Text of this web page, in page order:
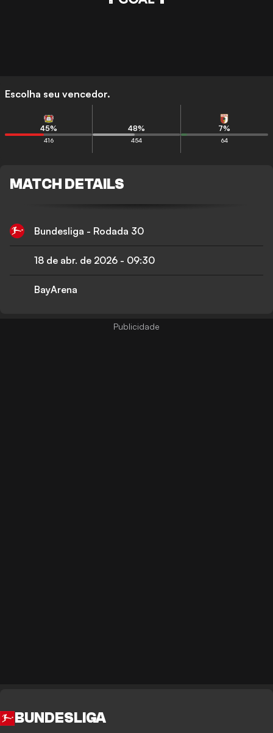
Escolha seu vencedor.
45%
416
48%
454
7%
64
MATCH DETAILS
Bundesliga - Rodada 30
18 de abr. de 2026 - 09:30
BayArena
BUNDESLIGA